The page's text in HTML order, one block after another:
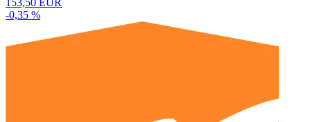
-0,35 %